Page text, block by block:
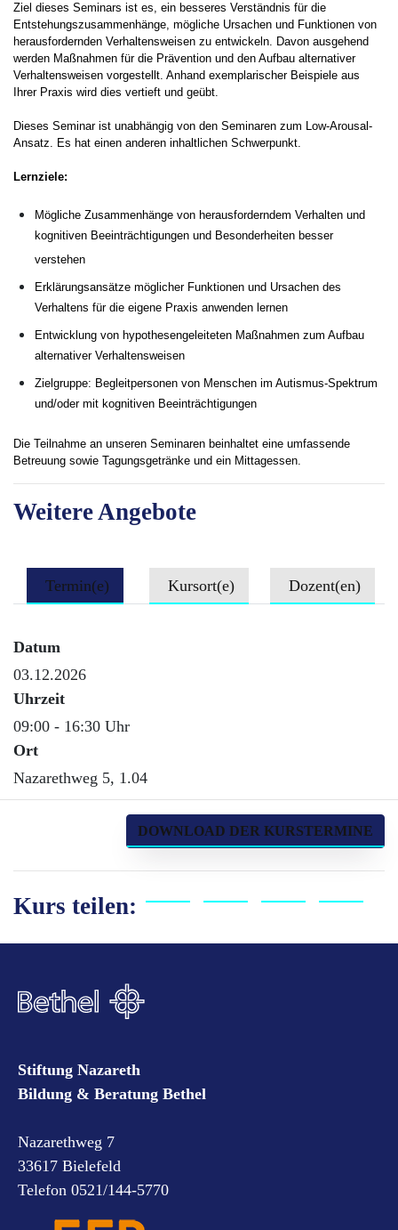
Ziel dieses Seminars ist es, ein besseres Verständnis für die
Entstehungszusammenhänge, mögliche Ursachen und Funktionen von
herausfordernden Verhaltensweisen zu entwickeln. Davon ausgehend
werden Maßnahmen für die Prävention und den Aufbau alternativer
Verhaltensweisen vorgestellt. Anhand exemplarischer Beispiele aus
Ihrer Praxis wird dies vertieft und geübt.
Dieses Seminar ist unabhängig von den Seminaren zum Low-Arousal-
Ansatz. Es hat einen anderen inhaltlichen Schwerpunkt.
Lernziele:
Mögliche Zusammenhänge von herausforderndem Verhalten und
kognitiven Beeinträchtigungen und Besonderheiten besser
verstehen
Erklärungsansätze möglicher Funktionen und Ursachen des
Verhaltens für die eigene Praxis anwenden lernen
Entwicklung von hypothesengeleiteten Maßnahmen zum Aufbau
alternativer Verhaltensweisen
Zielgruppe: Begleitpersonen von Menschen im Autismus-Spektrum
und/oder mit kognitiven Beeinträchtigungen
Die Teilnahme an unseren Seminaren beinhaltet eine umfassende
Betreuung sowie Tagungsgetränke und ein Mittagessen.
Weitere Angebote
Termin(e) Kursort(e) Dozent(en)
Datum
03.12.2026
Uhrzeit
09:00 - 16:30 Uhr
Ort
Nazarethweg 5, 1.04
DOWNLOAD DER KURSTERMINE
Kurs teilen:
Stiftung Nazareth
Bildung & Beratung Bethel
Nazarethweg 7
33617 Bielefeld
Telefon 0521/144-5770